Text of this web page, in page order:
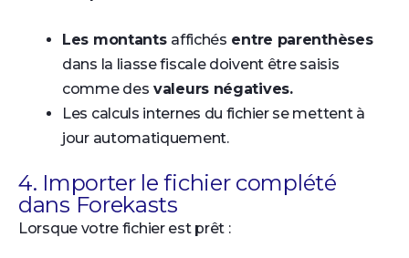
Les montants affichés entre parenthèses
dans la liasse fiscale doivent être saisis
comme des valeurs négatives.
Les calculs internes du fichier se mettent à
jour automatiquement.
4. Importer le fichier complété
dans Forekasts
Lorsque votre fichier est prêt :